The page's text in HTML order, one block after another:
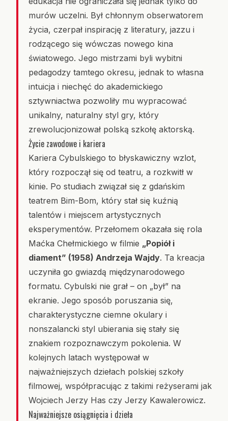
murów uczelni. Był chłonnym obserwatorem
życia, czerpał inspirację z literatury, jazzu i
rodzącego się wówczas nowego kina
światowego. Jego mistrzami byli wybitni
pedagodzy tamtego okresu, jednak to własna
intuicja i niechęć do akademickiego
sztywniactwa pozwoliły mu wypracować
unikalny, naturalny styl gry, który
zrewolucjonizował polską szkołę aktorską.
Życie zawodowe i kariera
Kariera Cybulskiego to błyskawiczny wzlot,
który rozpoczął się od teatru, a rozkwitł w
kinie. Po studiach związał się z gdańskim
teatrem Bim-Bom, który stał się kuźnią
talentów i miejscem artystycznych
eksperymentów. Przełomem okazała się rola
Maćka Chełmickiego w filmie „Popiół i
diament” (1958) Andrzeja Wajdy. Ta kreacja
uczyniła go gwiazdą międzynarodowego
formatu. Cybulski nie grał – on „był” na
ekranie. Jego sposób poruszania się,
charakterystyczne ciemne okulary i
nonszalancki styl ubierania się stały się
znakiem rozpoznawczym pokolenia. W
kolejnych latach występował w
najważniejszych dziełach polskiej szkoły
filmowej, współpracując z takimi reżyserami jak
Wojciech Jerzy Has czy Jerzy Kawalerowicz.
Najważniejsze osiągnięcia i dzieła